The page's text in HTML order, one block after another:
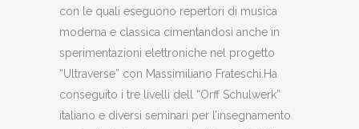
con le quali eseguono repertori di musica
moderna e classica cimentandosi anche in
sperimentazioni elettroniche nel progetto
“Ultraverse” con Massimiliano Frateschi.Ha
conseguito i tre livelli dell “Orff Schulwerk”
italiano e diversi seminari per l’insegnamento